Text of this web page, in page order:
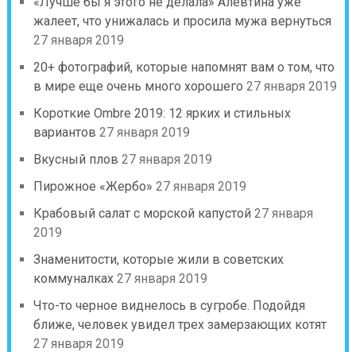
жалеет, что унижалась и просила мужа вернуться
27 января 2019
20+ фотографий, которые напомнят вам о том, что
в мире еще очень много хорошего 27 января 2019
Короткие Ombre 2019: 12 ярких и стильных
вариантов 27 января 2019
Вкусный плов 27 января 2019
Пирожное «Жербо» 27 января 2019
Крабовый салат с морской капустой 27 января
2019
Знаменитости, которые жили в советских
коммуналках 27 января 2019
Что-то черное виднелось в сугробе. Подойдя
ближе, человек увидел трех замерзающих котят
27 января 2019